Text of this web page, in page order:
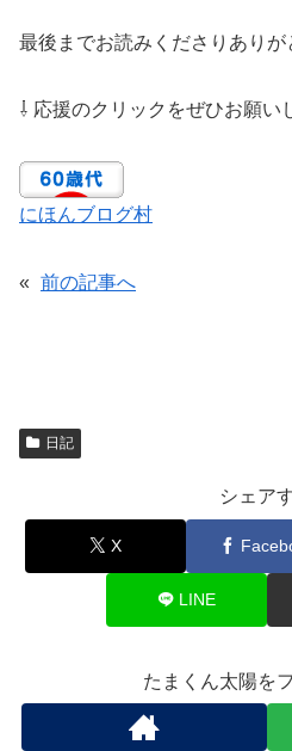
最後までお読みくださりありが
⇩ 応援のクリックをぜひお願い
にほんブログ村
« 前の記事へ
日記
シェア
X
LINE
たまくん太陽を